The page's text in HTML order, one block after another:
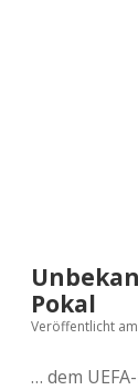
Pokal
Veröffentlicht
… dem